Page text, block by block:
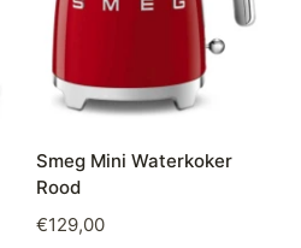
Smeg Mini Waterkoker
Rood
€129,00